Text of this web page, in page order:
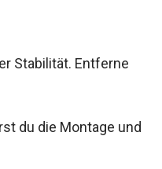
Stabilität. Entferne
du die Montage und